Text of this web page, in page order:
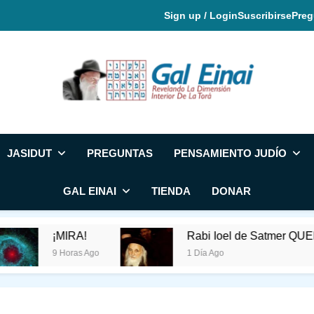
Sign up / LoginSuscribirse
Gal Einai En
JASIDUT PREGUNTAS PENSAMIENTO JUDÍO
GAL EINAI TIENDA DONAR
Horas Ago
Rabi Ioel de Satmer QUERÍA QUE
1 Día Ago